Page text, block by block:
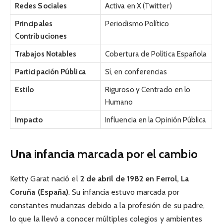
Redes Sociales
Activa en X (Twitter)
Principales
Contribuciones
Periodismo Político
Trabajos Notables
Cobertura de Política Española
Participación Pública
Sí, en conferencias
Estilo
Riguroso y Centrado en lo
Humano
Impacto
Influencia en la Opinión Pública
Una infancia marcada por el cambio
Ketty Garat nació el 2 de abril de 1982 en Ferrol, La
Coruña (España). Su infancia estuvo marcada por
constantes mudanzas debido a la profesión de su padre,
lo que la llevó a conocer múltiples colegios y ambientes